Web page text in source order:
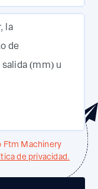
la
de
(mm) u
Ftm Machinery
de privacidad.